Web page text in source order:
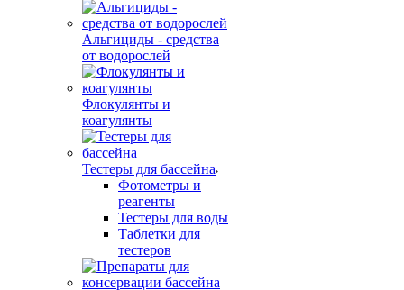
Альгициды - средства
от водорослей
Флокулянты и
коагулянты
Тестеры для бассейна
Фотометры и
реагенты
Тестеры для воды
Таблетки для
тестеров